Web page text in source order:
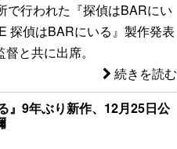
で行われた『探偵はBARにい
探偵はBARにいる』製作発表
と共に出席。
続きを読む
』9年ぶり新作、12月25日公